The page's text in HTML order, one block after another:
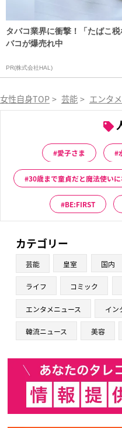
タバコ業界に衝撃！「たばこ
バコが爆売れ中
PR(株式会社HAL)
女性自身TOP > 芸能 > エンタ
愛子さま
30歳まで童貞だと魔法使い
BE:FIRST
カテゴリー
芸能 皇室 国内
ライフ コミック
エンタメニュース イン
韓流ニュース 美容